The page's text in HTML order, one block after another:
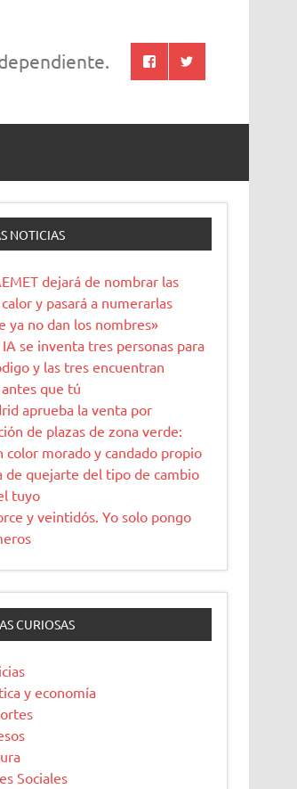
NOTICIAS
dejará de nombrar las
y pasará a numerarlas
ya no dan los nombres»
IA se inventa tres personas para
y las tres encuentran
que tú
aprueba la venta por
de plazas de zona verde:
color morado y candado propio
de quejarte del tipo de cambio
tuyo
y veintidós. Yo solo pongo
CURIOSAS
y economía
Sociales